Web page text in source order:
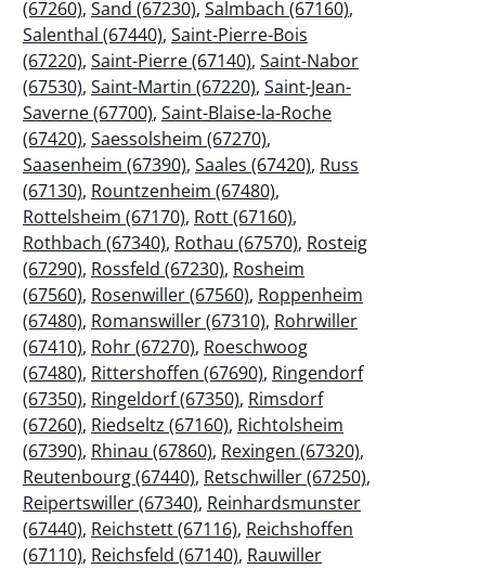
(67260), Sand (67230), Salmbach (67160),
Salenthal (67440), Saint-Pierre-Bois
(67220), Saint-Pierre (67140), Saint-Nabor
(67530), Saint-Martin (67220), Saint-Jean-
Saverne (67700), Saint-Blaise-la-Roche
(67420), Saessolsheim (67270),
Saasenheim (67390), Saales (67420), Russ
(67130), Rountzenheim (67480),
Rottelsheim (67170), Rott (67160),
Rothbach (67340), Rothau (67570), Rosteig
(67290), Rossfeld (67230), Rosheim
(67560), Rosenwiller (67560), Roppenheim
(67480), Romanswiller (67310), Rohrwiller
(67410), Rohr (67270), Roeschwoog
(67480), Rittershoffen (67690), Ringendorf
(67350), Ringeldorf (67350), Rimsdorf
(67260), Riedseltz (67160), Richtolsheim
(67390), Rhinau (67860), Rexingen (67320),
Reutenbourg (67440), Retschwiller (67250),
Reipertswiller (67340), Reinhardsmunster
(67440), Reichstett (67116), Reichshoffen
(67110), Reichsfeld (67140), Rauwiller